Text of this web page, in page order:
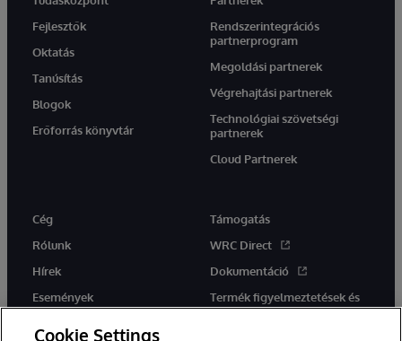
Fejlesztők
Oktatás
Tanúsítás
Blogok
Erőforrás könyvtár
Rendszerintegrációs
partnerprogram
Megoldási partnerek
Végrehajtási partnerek
Technológiai szövetségi
partnerek
Cloud Partnerek
Cég
Rólunk
Hírek
Események
Támogatás
WRC Direct
Dokumentáció
Termék figyelmeztetések és
tanácsok
Cookie Settings